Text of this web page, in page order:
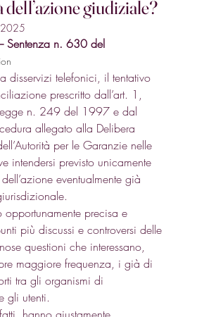
giudiziale?
Sentenza n. 630 del
disservizi telefonici, il tentativo
prescritto dall’art. 1,
n. 249 del 1997 e dal
allegato alla Delibera
per le Garanzie nelle
intendersi previsto unicamente
eventualmente già
opportunamente precisa e
più discussi e controversi delle
questioni che interessano,
maggiore frequenza, i già di
tra gli organismi di
gli utenti.